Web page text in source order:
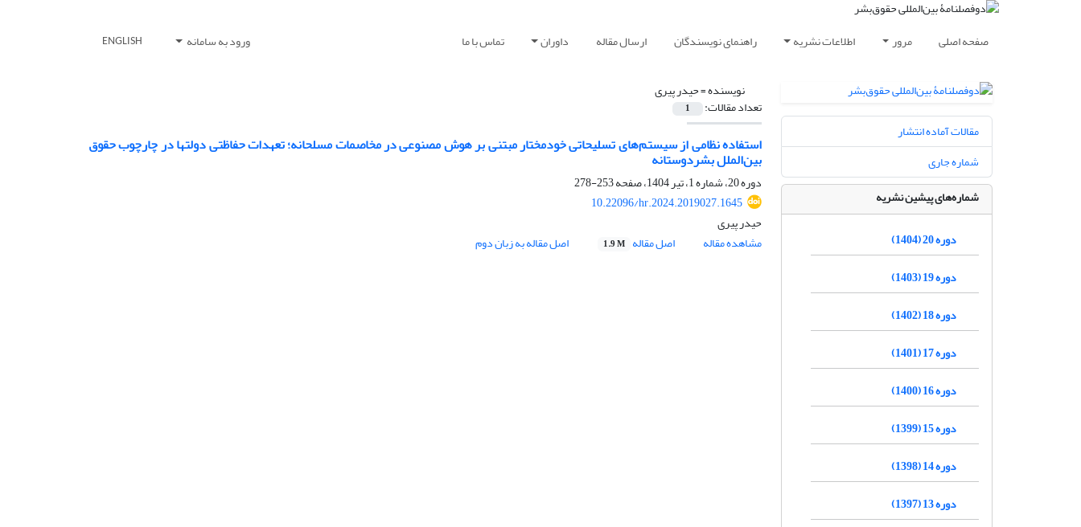
صفحه اصلی مرور اطلاعات نشریه راهنمای نویسندگان ارسال مقاله داوران تماس با ما ورود به سامانه ENGLISH
نویسنده =حیدر پیری
تعداد مقالات: 1
استفاده نظامی از سیستم‌های تسلیحاتی خودمختار مبتنی بر هوش مصنوعی در مخاصمات مسلحانه؛ تعهدات حفاظتی دولتها در چارچوب حقوق
بین‌الملل بشردوستانه
دوره 20، شماره 1، تیر 1404، صفحه
253-278
10.22096/hr.2024.2019027.1645
حیدر پیری
مشاهده مقاله
اصل مقاله 1.9 M اصل مقاله به زبان دوم
مقالات آماده انتشار
شماره جاری
شماره‌های پیشین نشریه
دوره 20 (1404)
دوره 19 (1403)
دوره 18 (1402)
دوره 17 (1401)
دوره 16 (1400)
دوره 15 (1399)
دوره 14 (1398)
دوره 13 (1397)